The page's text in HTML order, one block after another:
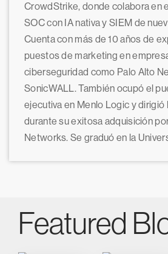
CrowdStrike, donde colabora en
SOC con IA nativa y SIEM de
Cuenta con más de 10 años de
puestos de marketing en
ciberseguridad como Palo Alto
SonicWALL. También ocupó el
ejecutiva en Menlo Logic y dirigió
durante su exitosa adquisición
Networks. Se graduó en la
Featured